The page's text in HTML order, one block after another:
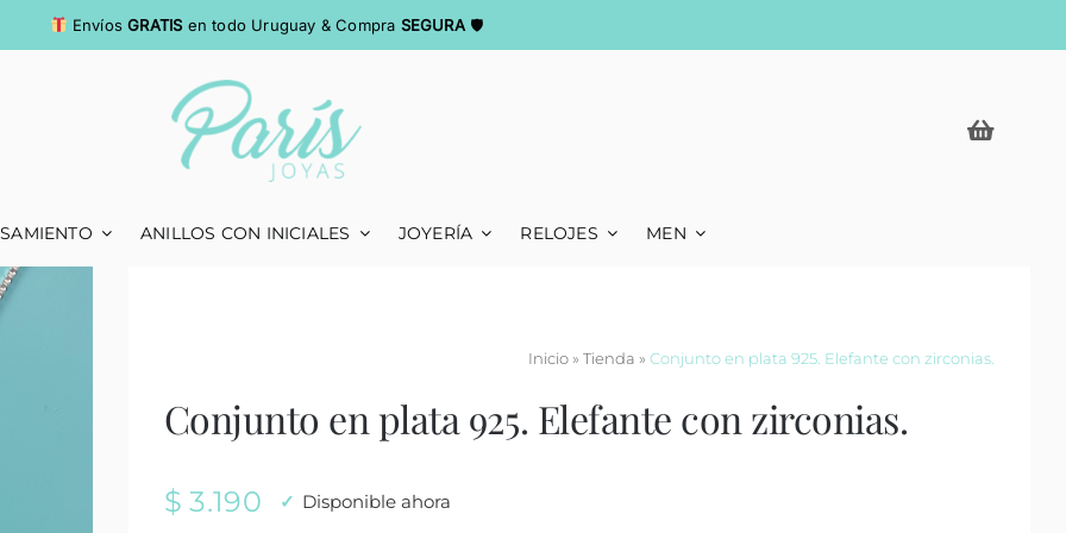
EnvíosGRATIS en todo Uruguay & Compra SEGURA🛡
ANILLOS CON INICIALES JOYERÍA RELOJES MEN
Inicio» Tienda » Conjunto en plata 925. Elefante con zirconias.
Conjunto en plata 925. Elefante con zirconias.
$ 3.190 Disponible ahora